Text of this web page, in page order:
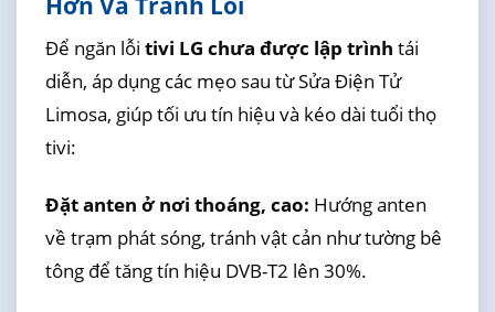
Để ngăn lỗi tivi LG chưa được lập trình tái
diễn, áp dụng các mẹo sau từ Sửa Điện Tử
Limosa, giúp tối ưu tín hiệu và kéo dài tuổi thọ
tivi:
Đặt anten ở nơi thoáng, cao: Hướng anten
về trạm phát sóng, tránh vật cản như tường bê
tông để tăng tín hiệu DVB-T2 lên 30%.